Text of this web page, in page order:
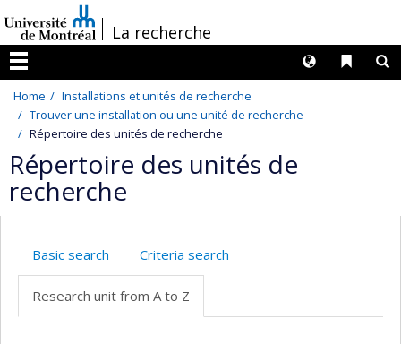
au
contenu
/La recherche
Menu
Liens
Langues
Home
Installations et unités de recherche
Trouver une installation ou une unité de recherche
Répertoire des unités de recherche
Répertoire des unités de
recherche
Basic search Criteria search
Research unit from A to Z